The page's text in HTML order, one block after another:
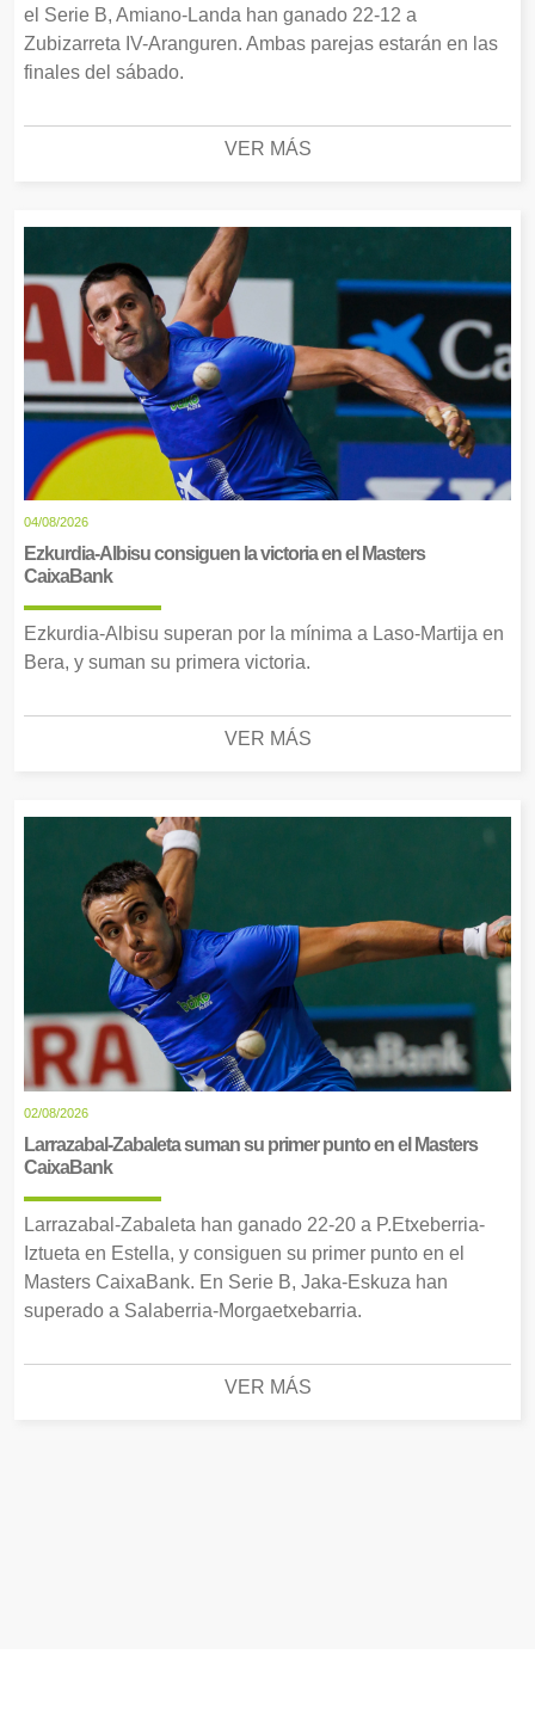
el Serie B, Amiano-Landa han ganado 22-12 a
Zubizarreta IV-Aranguren. Ambas parejas estarán en las
finales del sábado.
VER MÁS
04/08/2026
Ezkurdia-Albisu consiguen la victoria en el Masters
CaixaBank
Ezkurdia-Albisu superan por la mínima a Laso-Martija en
Bera, y suman su primera victoria.
VER MÁS
02/08/2026
Larrazabal-Zabaleta suman su primer punto en el Masters
CaixaBank
Larrazabal-Zabaleta han ganado 22-20 a P.Etxeberria-
Iztueta en Estella, y consiguen su primer punto en el
Masters CaixaBank. En Serie B, Jaka-Eskuza han
superado a Salaberria-Morgaetxebarria.
VER MÁS